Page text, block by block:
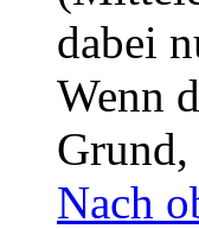
dabei
Wenn
Nach